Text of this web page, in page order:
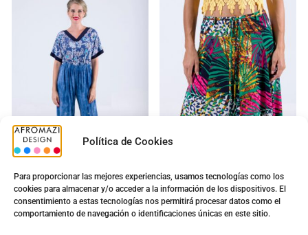
Política de Cookies
Para proporcionar las mejores experiencias, usamos tecnologías como los
cookies para almacenar y/o acceder a la información de los dispositivos. El
consentimiento a estas tecnologías nos permitirá procesar datos como el
comportamiento de navegación o identificaciones únicas en este sitio.
Pantalon Vaquero
9.70€
Falda Estampada
Cordones